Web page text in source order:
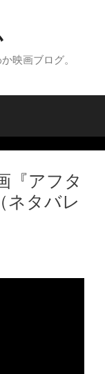
映画ブログ。
『アフタ
ネタバレ